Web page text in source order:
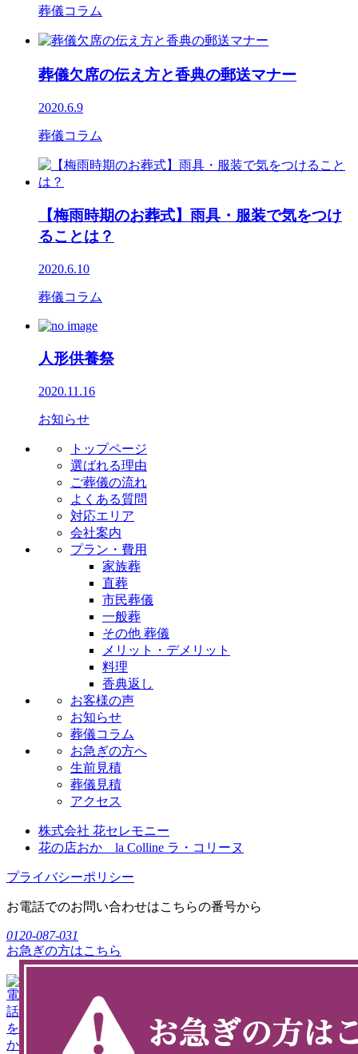
葬儀コラム
葬儀欠席の伝え方と香典の郵送マナー
2020.6.9
葬儀コラム
【梅雨時期のお葬式】雨具・服装で気をつけ
ることは？
2020.6.10
葬儀コラム
人形供養祭
2020.11.16
お知らせ
トップページ
選ばれる理由
ご葬儀の流れ
よくある質問
対応エリア
会社案内
プラン・費用
家族葬
直葬
市民葬儀
一般葬
その他 葬儀
メリット・デメリット
料理
香典返し
お客様の声
お知らせ
葬儀コラム
お急ぎの方へ
生前見積
葬儀見積
アクセス
株式会社 花セレモニー
花の店おか la Colline ラ・コリーヌ
プライバシーポリシー
お電話でのお問い合わせはこちらの番号から
0120-087-031
お急ぎの方はこちら